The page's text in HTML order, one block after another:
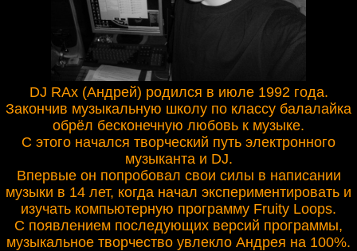
DJ RAx (Андрей) родился в июле 1992 года.
Закончив музыкальную школу по классу балалайка
обрёл бесконечную любовь к музыке.
С этого начался творческий путь электронного
музыканта и DJ.
Впервые он попробовал свои силы в написании
музыки в 14 лет, когда начал экспериментировать и
изучать компьютерную программу Fruity Loops.
С появлением последующих версий программы,
музыкальное творчество увлекло Андрея на 100%.